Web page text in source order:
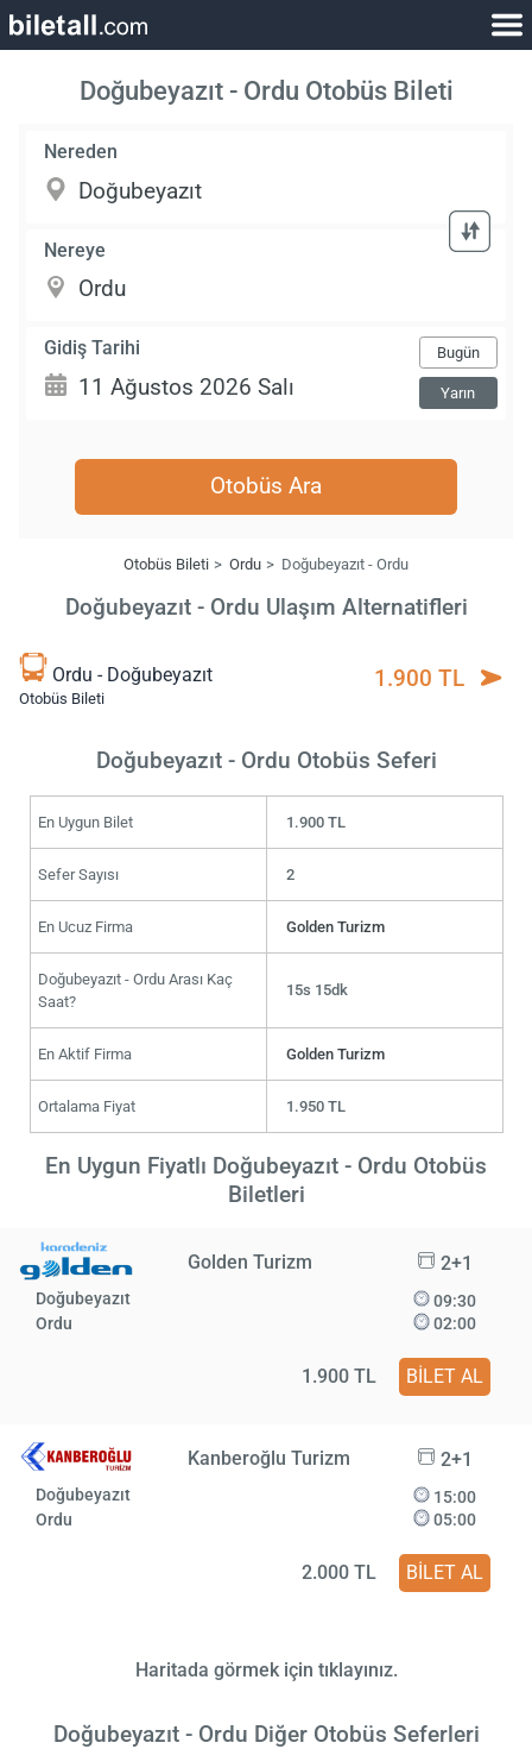
Doğubeyazıt - Ordu Otobüs Bileti
Nereden
Nereye
Gidiş Tarihi Bugün
Yarın
Otobüs Ara
Otobüs Bileti Ordu Doğubeyazıt - Ordu
Doğubeyazıt - Ordu Ulaşım Alternatifleri
Ordu - Doğubeyazıt
Otobüs Bileti
1.900 TL
Doğubeyazıt - Ordu Otobüs Seferi
En Uygun Bilet 1.900 TL
Sefer Sayısı 2
En Ucuz Firma Golden Turizm
Doğubeyazıt - Ordu Arası Kaç
Saat?
15s 15dk
En Aktif Firma Golden Turizm
Ortalama Fiyat 1.950 TL
En Uygun Fiyatlı Doğubeyazıt - Ordu Otobüs
Biletleri
Golden Turizm 2+1
Doğubeyazıt
Ordu
09:30
02:00
1.900 TL BİLET AL
Kanberoğlu Turizm 2+1
Doğubeyazıt
Ordu
15:00
05:00
2.000 TL BİLET AL
Haritada görmek için tıklayınız.
Doğubeyazıt - Ordu Diğer Otobüs Seferleri